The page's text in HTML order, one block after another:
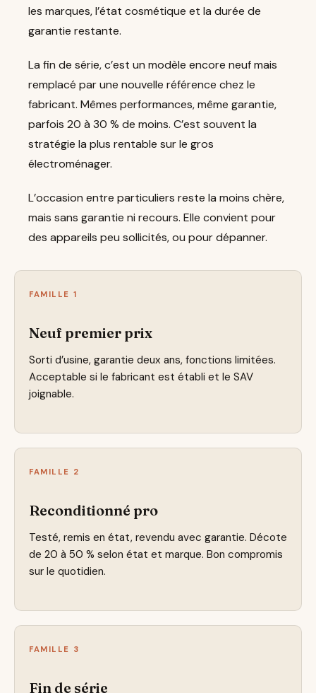
les marques, l’état cosmétique et la durée de
garantie restante.
La fin de série, c’est un modèle encore neuf mais
remplacé par une nouvelle référence chez le
fabricant. Mêmes performances, même garantie,
parfois 20 à 30 % de moins. C’est souvent la
stratégie la plus rentable sur le gros
électroménager.
L’occasion entre particuliers reste la moins chère,
mais sans garantie ni recours. Elle convient pour
des appareils peu sollicités, ou pour dépanner.
FAMILLE 1
Neuf premier prix
Sorti d’usine, garantie deux ans, fonctions limitées.
Acceptable si le fabricant est établi et le SAV
joignable.
FAMILLE 2
Reconditionné pro
Testé, remis en état, revendu avec garantie. Décote
de 20 à 50 % selon état et marque. Bon compromis
sur le quotidien.
FAMILLE 3
Fin de série